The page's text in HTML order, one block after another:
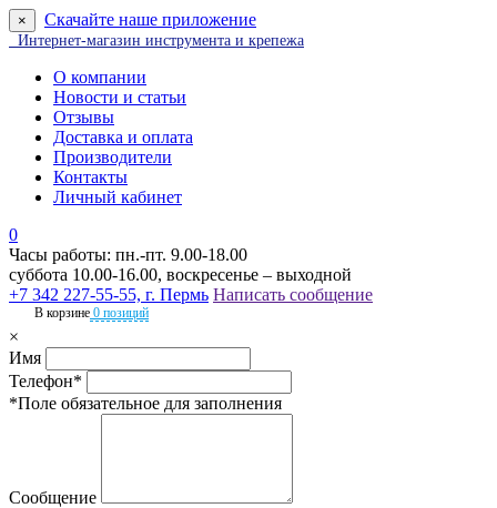
× Скачайте наше приложение
Интернет-магазин инструмента и крепежа
О компании
Новости и статьи
Отзывы
Доставка и оплата
Производители
Контакты
Личный кабинет
0
Часы работы: пн.-пт. 9.00-18.00
суббота 10.00-16.00, воскресенье – выходной
+7 342 227-55-55, г. Пермь Написать сообщение
В корзине 0 позиций
×
Имя
Телефон*
*Поле обязательное для заполнения
Сообщение